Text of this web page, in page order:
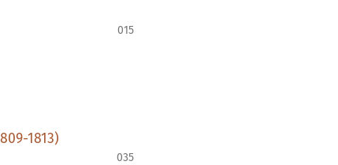
015
1813)
035